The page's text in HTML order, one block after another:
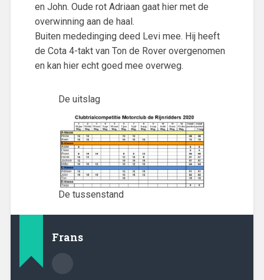
en John. Oude rot Adriaan gaat hier met de
overwinning aan de haal.
Buiten mededinging deed Levi mee. Hij heeft
de Cota 4-takt van Ton de Rover overgenomen
en kan hier echt goed mee overweg.
De uitslag
De tussenstand
Frans